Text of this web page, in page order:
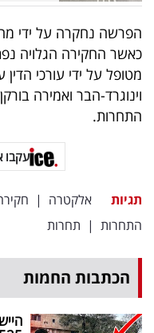
פרסמו
באייס
עקבו
אחרינו:
הפרשה נחקרה על ידי
מטופל על ידי עורכי
וינוגרד-הבר ואמירה
התחרות.
עקבו
תגיות אלקטרה |
התחרות | תחרות
הכתבות החמות